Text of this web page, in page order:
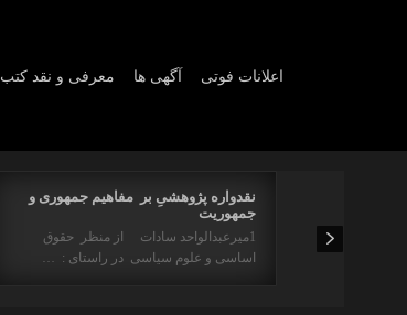
معرفی و نقد کتب آگهی ها اعلانات فوتی
نقدواره پژوهشیِ بر مفاهیم جمهوری و
جمهوریت
1میرعبدالواحد سادات از منظر حقوق
اساسی و علوم سیاسی در راستای : …